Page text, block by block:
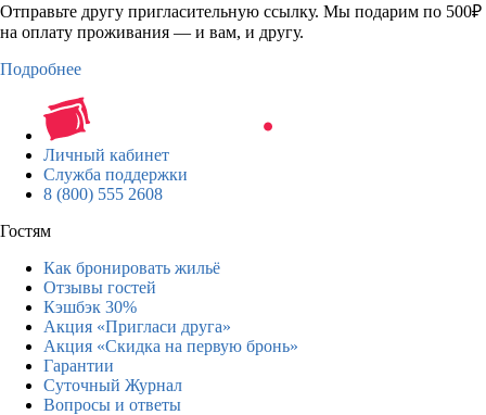
Отправьте другу пригласительную ссылку. Мы подарим по 500₽
на оплату проживания — и вам, и другу.
Подробнее
Личный кабинет
Служба поддержки
8 (800) 555 2608
Гостям
Как бронировать жильё
Отзывы гостей
Кэшбэк 30%
Акция «Пригласи друга»
Акция «Скидка на первую бронь»
Гарантии
Суточный Журнал
Вопросы и ответы